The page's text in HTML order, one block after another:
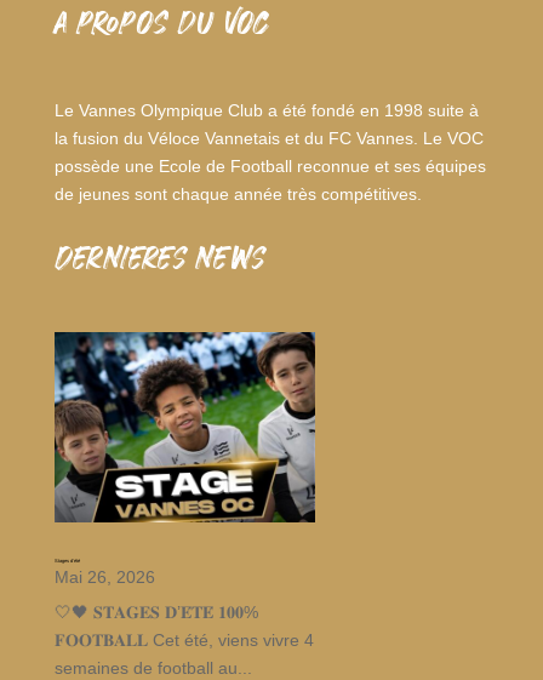
A PROPOS DU VOC
Le Vannes Olympique Club a été fondé en 1998 suite à
la fusion du Véloce Vannetais et du FC Vannes. Le VOC
possède une Ecole de Football reconnue et ses équipes
de jeunes sont chaque année très compétitives.
dernieres news
Stages d’été
Mai 26, 2026
🤍🖤 𝐒𝐓𝐀𝐆𝐄𝐒 𝐃’𝐄́𝐓𝐄́ 𝟏𝟎𝟎%
𝐅𝐎𝐎𝐓𝐁𝐀𝐋𝐋 Cet été, viens vivre 4
semaines de football au...